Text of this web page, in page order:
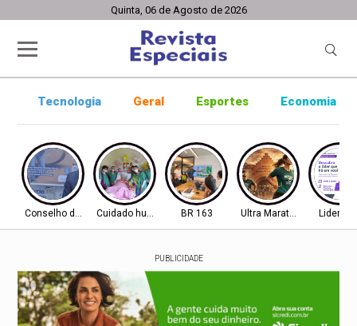
Quinta, 06 de Agosto de 2026
Tecnologia Geral Esportes Economia
Conselho de InovaçãoCuidado humanizadoBR 163 Ultra Maratona
PUBLICIDADE